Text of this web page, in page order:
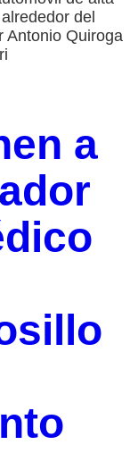
del
Antonio Quiroga
a